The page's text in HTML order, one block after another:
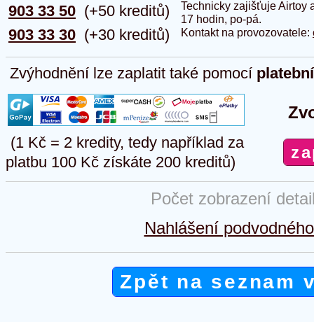
903 33 50
903 33 30
(+50 kreditů)
(+30 kreditů)
Technicky zajišťuje Airtoy
17 hodin, po-pá.
Kontakt na provozovatele:
Zvýhodnění lze zaplatit také pomocí
(1 Kč = 2 kredity, tedy například za
platbu 100 Kč získáte 200 kreditů)
Počet zobrazení
Nahlášení
Zpět na seznam